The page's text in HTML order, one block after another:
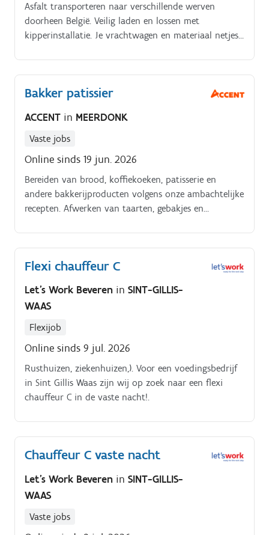
Asfalt transporteren naar verschillende werven
doorheen België. Veilig laden en lossen met
kipperinstallatie. Je vrachtwagen en materiaal netjes
Bakker patissier
ACCENT in MEERDONK
Vaste jobs
Online sinds 19 jun. 2026
Bereiden van brood, koffiekoeken, patisserie en
andere bakkerijproducten volgens onze ambachtelijke
recepten. Afwerken van taarten, gebakjes en
Flexi chauffeur C
Let's Work Beveren in SINT-GILLIS-
WAAS
Flexijob
Online sinds 9 jul. 2026
Rusthuizen, ziekenhuizen,). Voor een voedingsbedrijf
in Sint Gillis Waas zijn wij op zoek naar een flexi
chauffeur C in de vaste nacht!.
Chauffeur C vaste nacht
Let's Work Beveren in SINT-GILLIS-
WAAS
Vaste jobs